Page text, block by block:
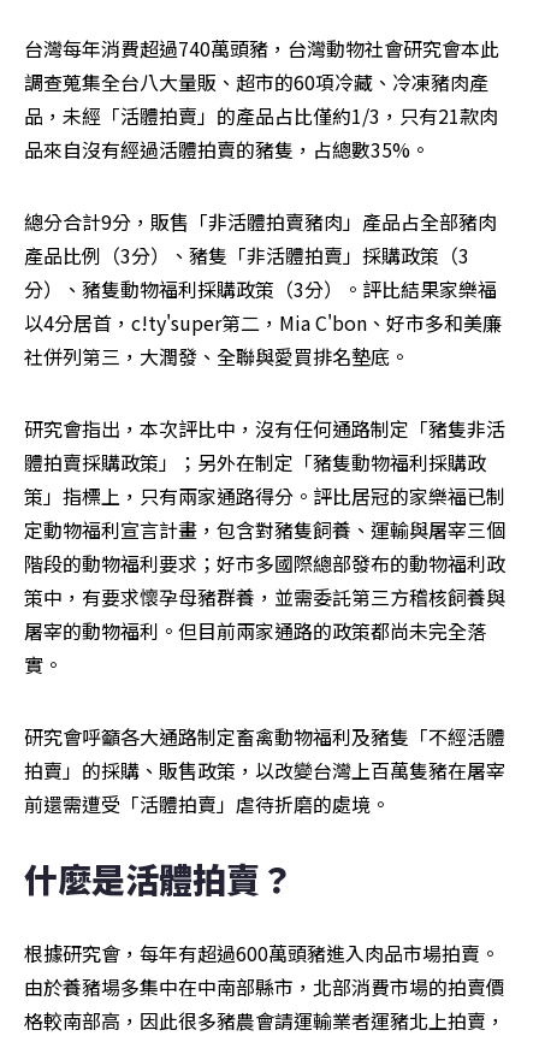
台灣每年消費超過740萬頭豬，台灣動物社會研究會本此
調查蒐集全台八大量販、超市的60項冷藏、冷凍豬肉產
品，未經「活體拍賣」的產品占比僅約1/3，只有21款肉
品來自沒有經過活體拍賣的豬隻，占總數35%。
總分合計9分，販售「非活體拍賣豬肉」產品占全部豬肉
產品比例（3分）、豬隻「非活體拍賣」採購政策（3
分）、豬隻動物福利採購政策（3分）。評比結果家樂福
以4分居首，c!ty'super第二，Mia C'bon、好市多和美廉
社併列第三，大潤發、全聯與愛買排名墊底。
研究會指出，本次評比中，沒有任何通路制定「豬隻非活
體拍賣採購政策」；另外在制定「豬隻動物福利採購政
策」指標上，只有兩家通路得分。評比居冠的家樂福已制
定動物福利宣言計畫，包含對豬隻飼養、運輸與屠宰三個
階段的動物福利要求；好市多國際總部發布的動物福利政
策中，有要求懷孕母豬群養，並需委託第三方稽核飼養與
屠宰的動物福利。但目前兩家通路的政策都尚未完全落
實。
研究會呼籲各大通路制定畜禽動物福利及豬隻「不經活體
拍賣」的採購、販售政策，以改變台灣上百萬隻豬在屠宰
前還需遭受「活體拍賣」虐待折磨的處境。
什麼是活體拍賣？
根據研究會，每年有超過600萬頭豬進入肉品市場拍賣。
由於養豬場多集中在中南部縣市，北部消費市場的拍賣價
格較南部高，因此很多豬農會請運輸業者運豬北上拍賣，